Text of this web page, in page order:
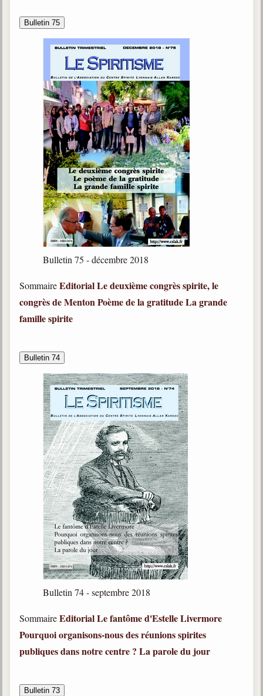
Bulletin 75
Bulletin 75 - décembre 2018
SommaireEditorialLe deuxième congrès spirite, le
congrès de MentonPoème de la gratitudeLa grande
famille spirite
Bulletin 74
Bulletin 74 - septembre 2018
SommaireEditorialLe fantôme d'Estelle Livermore
Pourquoi organisons-nous des réunions spirites
publiques dans notre centre ? La parole du jour
Bulletin 73